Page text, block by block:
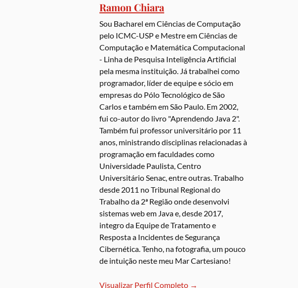
Ramon Chiara
Sou Bacharel em Ciências de Computação
pelo ICMC-USP e Mestre em Ciências de
Computação e Matemática Computacional
- Linha de Pesquisa Inteligência Artificial
pela mesma instituição. Já trabalhei como
programador, líder de equipe e sócio em
empresas do Pólo Tecnológico de São
Carlos e também em São Paulo. Em 2002,
fui co-autor do livro "Aprendendo Java 2".
Também fui professor universitário por 11
anos, ministrando disciplinas relacionadas à
programação em faculdades como
Universidade Paulista, Centro
Universitário Senac, entre outras. Trabalho
desde 2011 no Tribunal Regional do
Trabalho da 2ª Região onde desenvolvi
sistemas web em Java e, desde 2017,
integro da Equipe de Tratamento e
Resposta a Incidentes de Segurança
Cibernética. Tenho, na fotografia, um pouco
de intuição neste meu Mar Cartesiano!
Visualizar Perfil Completo →